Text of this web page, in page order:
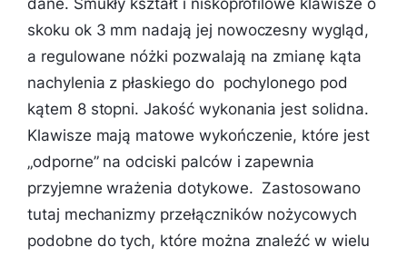
dane. Smukły kształt i niskoprofilowe klawisze o
skoku ok 3 mm nadają jej nowoczesny wygląd,
a regulowane nóżki pozwalają na zmianę kąta
nachylenia z płaskiego do pochylonego pod
kątem 8 stopni. Jakość wykonania jest solidna.
Klawisze mają matowe wykończenie, które jest
„odporne” na odciski palców i zapewnia
przyjemne wrażenia dotykowe. Zastosowano
tutaj mechanizmy przełączników nożycowych
podobne do tych, które można znaleźć w wielu